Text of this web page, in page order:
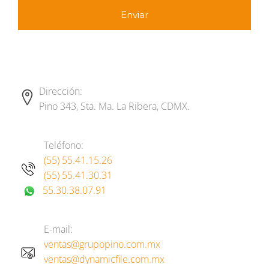
Dirección:
Pino 343, Sta. Ma. La Ribera, CDMX.
Teléfono:
(55) 55.41.15.26
(55) 55.41.30.31
55.30.38.07.91
E-mail:
ventas@grupopino.com.mx
ventas@dynamicfile.com.mx